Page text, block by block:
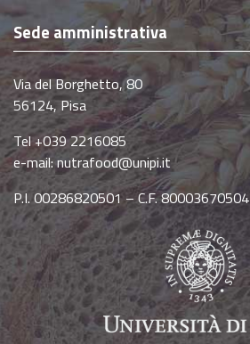
Sede amministrativa
Via del Borghetto, 80
56124, Pisa
Tel +039 2216085
e-mail:nutrafood@unipi.it
P.I. 00286820501 – C.F. 80003670504